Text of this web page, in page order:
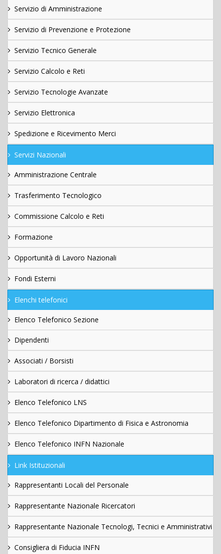
Servizio di Amministrazione
Servizio di Prevenzione e Protezione
Servizio Tecnico Generale
Servizio Calcolo e Reti
Servizio Tecnologie Avanzate
Servizio Elettronica
Spedizione e Ricevimento Merci
Servizi Nazionali
Amministrazione Centrale
Trasferimento Tecnologico
Commissione Calcolo e Reti
Formazione
Opportunità di Lavoro Nazionali
Fondi Esterni
Elenchi telefonici
Elenco Telefonico Sezione
Dipendenti
Associati / Borsisti
Laboratori di ricerca / didattici
Elenco Telefonico LNS
Elenco Telefonico Dipartimento di Fisica e Astronomia
Elenco Telefonico INFN Nazionale
Link Istituzionali
Rappresentanti Locali del Personale
Rappresentante Nazionale Ricercatori
Rappresentante Nazionale Tecnologi, Tecnici e Amministrativi
Consigliera di Fiducia INFN